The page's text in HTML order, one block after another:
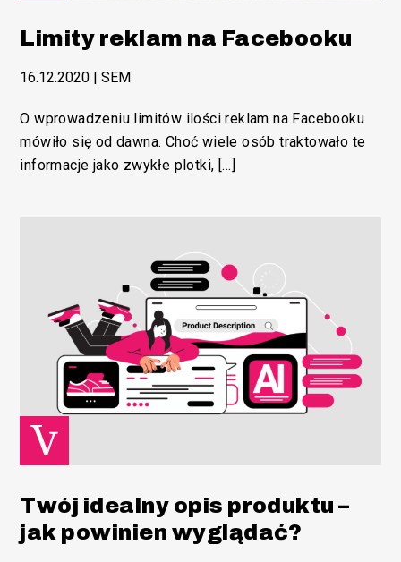
Limity reklam na Facebooku
16.12.2020 |SEM
O wprowadzeniu limitów ilości reklam na Facebooku
mówiło się od dawna. Choć wiele osób traktowało te
informacje jako zwykłe plotki, […]
Twój idealny opis produktu –
jak powinien wyglądać?